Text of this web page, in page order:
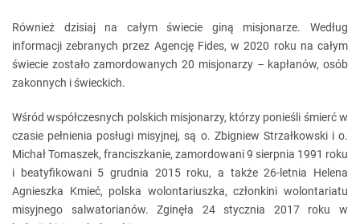
Również dzisiaj na całym świecie giną misjonarze. Według
informacji zebranych przez Agencję Fides, w 2020 roku na całym
świecie zostało zamordowanych 20 misjonarzy – kapłanów, osób
zakonnych i świeckich.
Wśród współczesnych polskich misjonarzy, którzy ponieśli śmierć w
czasie pełnienia posługi misyjnej, są o. Zbigniew Strzałkowski i o.
Michał Tomaszek, franciszkanie, zamordowani 9 sierpnia 1991 roku
i beatyfikowani 5 grudnia 2015 roku, a także 26-letnia Helena
Agnieszka Kmieć, polska wolontariuszka, członkini wolontariatu
misyjnego salwatorianów. Zginęła 24 stycznia 2017 roku w